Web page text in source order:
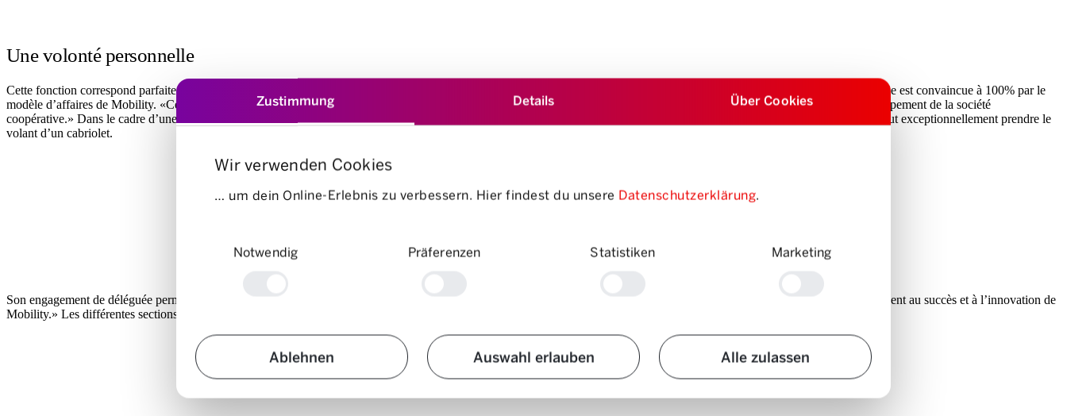
Zustimmung Details Über Cookies
Wir verwenden Cookies
… um dein Online-Erlebnis zu verbessern. Hier findest du unsere Datenschutzerklärung.
Notwendig
Präferenzen Statistiken Marketing
Ablehnen Auswahl erlauben Alle zulassen
Une volonté personnelle
Cette fonction correspond parfaitement à Regina Natsch: elle se consacre d’une part essentiellement au droit des sociétés coopératives sur le plan professionnel et, d’autre part, elle est convaincue à 100% par le
modèle d’affaires de Mobility. «Ces modèles économiques axés sur l’impact me tiennent personnellement à cœur. Je me réjouis donc de pouvoir participer activement au développement de la société
coopérative.» Dans le cadre d’une petite sortie, elle dévoile en outre pourquoi elle apprécie tant l’engagement de Mobility en faveur de ses clientes et clients – et pourquoi elle peut exceptionnellement prendre le
volant d’un cabriolet.
Son engagement de déléguée permet à Regina Natsch de découvrir des informations passionnantes et de nouer de précieux contacts. «Dans le même temps, les délégués contribuent au succès et à l’innovation de
Mobility.» Les différentes sections organisent régulièrement des rencontres et des ateliers auxquels tous les membres peuvent participer et échanger.